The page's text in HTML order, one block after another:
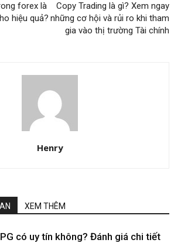
forex là
hiệu quả?
Copy Trading là gì? Xem ngay
những cơ hội và rủi ro khi tham
gia vào thị trường Tài chính
Henry
XEM THÊM
có uy tín không? Đánh giá chi tiết